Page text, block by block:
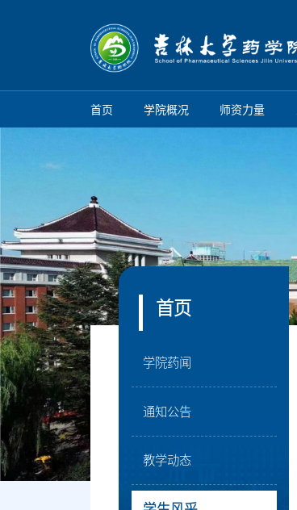
首页 学院概况 师资力量
首页
学院药闻
通知公告
教学动态